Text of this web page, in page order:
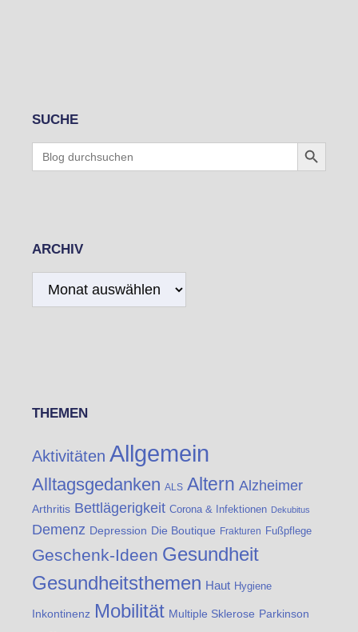
SUCHE
Search
for:
Search Button
ARCHIV
Archiv
THEMEN
Aktivitäten Allgemein
Alltagsgedanken ALS Altern Alzheimer
Arthritis Bettlägerigkeit Corona & Infektionen Dekubitus
Demenz Depression Die Boutique Frakturen Fußpflege
Geschenk-Ideen Gesundheit
Gesundheitsthemen Haut Hygiene
Inkontinenz Mobilität Multiple Sklerose Parkinson